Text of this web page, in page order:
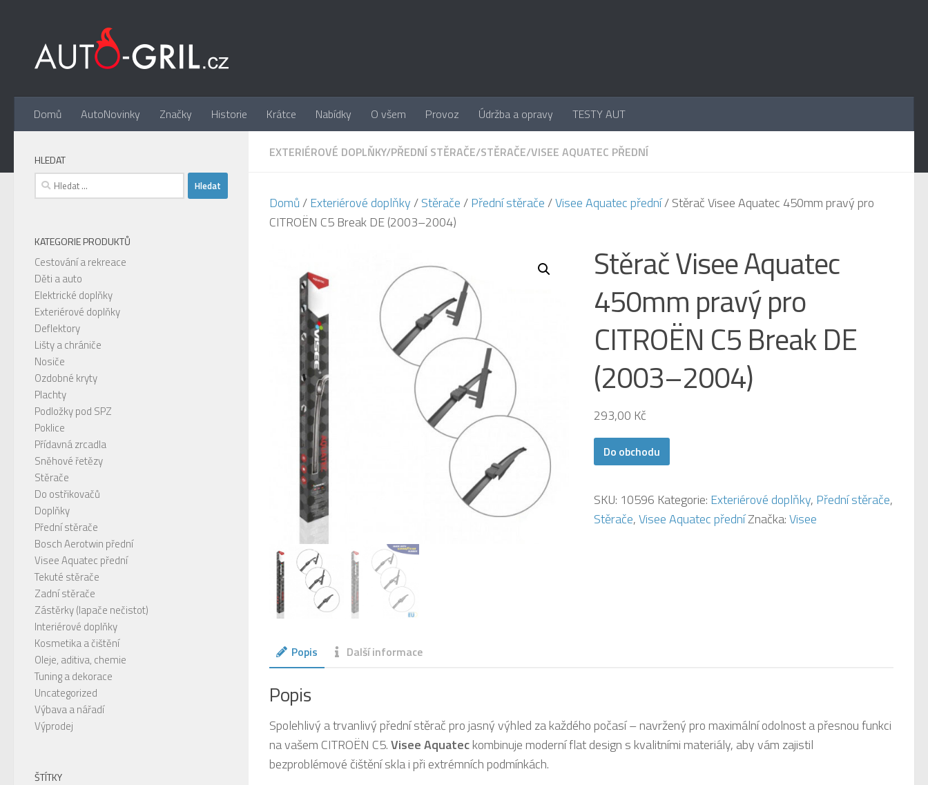
Domů AutoNovinky Značky Historie Krátce Nabídky O všem Provoz Údržba a opravy TESTY AUT
EXTERIÉROVÉ DOPLŇKY/PŘEDNÍ STĚRAČE/STĚRAČE/VISEE AQUATEC PŘEDNÍ
Domů/Exteriérové doplňky/Stěrače/Přední stěrače/Visee Aquatec přední/ Stěrač Visee Aquatec 450mm pravý pro
CITROËN C5 Break DE (2003–2004)
Stěrač Visee Aquatec
450mm pravý pro
CITROËN C5 Break DE
(2003–2004)
293,00 Kč
Do obchodu
SKU: 10596 Kategorie: Exteriérové doplňky, Přední stěrače,
Stěrače,Visee Aquatec předníZnačka:Visee
Popis Další informace
Popis
Spolehlivý a trvanlivý přední stěrač pro jasný výhled za každého počasí – navržený pro maximální odolnost a přesnou funkci
na vašem CITROËN C5.Visee Aquateckombinuje moderní flat design s kvalitními materiály, aby vám zajistil
bezproblémové čištění skla i při extrémních podmínkách.
HLEDAT
Vyhledávání
KATEGORIE PRODUKTŮ
Cestování a rekreace
Děti a auto
Elektrické doplňky
Exteriérové doplňky
Deflektory
Lišty a chrániče
Nosiče
Ozdobné kryty
Plachty
Podložky pod SPZ
Poklice
Přídavná zrcadla
Sněhové řetězy
Stěrače
Do ostřikovačů
Doplňky
Přední stěrače
Bosch Aerotwin přední
Visee Aquatec přední
Tekuté stěrače
Zadní stěrače
Zástěrky (lapače nečistot)
Interiérové doplňky
Kosmetika a čištění
Oleje, aditiva, chemie
Tuning a dekorace
Uncategorized
Výbava a nářadí
Výprodej
ŠTÍTKY